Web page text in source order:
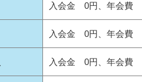
入会金 0円、年会費
入会金 0円、年会費
入会金 0円、年会費